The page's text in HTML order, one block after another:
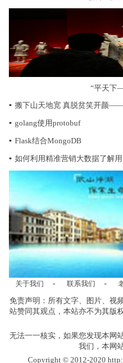
“平天下
▪ 搬下山天地宽 真脱贫笑开颜
▪ golang使用protobuf
▪ Flask结合MongoDB
▪ 如何利用精准营销大数据了解用
关于我们 - 联系我们 -
免责声明：所有文字、图片、视
站赞同其观点，本站亦不为其版
无法一一核实，如果您发现本网
我们，本网
Copyright © 2012-2020